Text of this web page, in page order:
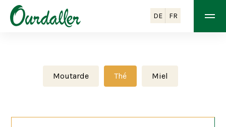
DE FR
Moutarde Thé Miel